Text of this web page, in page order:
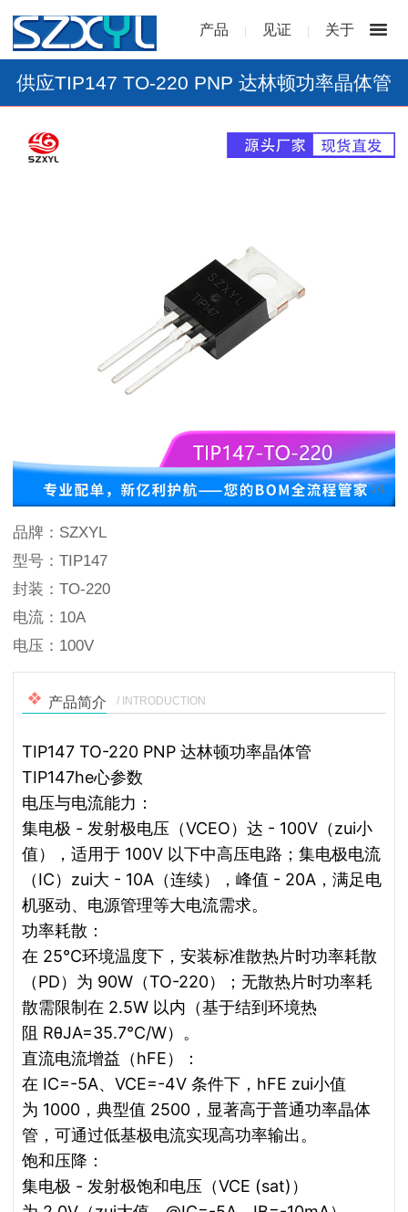
产品 | 见证 | 关于
供应TIP147 TO-220 PNP 达林顿功率晶体管
1/1
品牌：SZXYL
型号：TIP147
封装：TO-220
电流：10A
电压：100V
产品简介 / INTRODUCTION
TIP147 TO-220 PNP 达林顿功率晶体管
TIP147he心参数
电压与电流能力：
集电极 - 发射极电压（VCEO）达 - 100V（zui小
值），适用于 100V 以下中高压电路；集电极电流
（IC）zui大 - 10A（连续），峰值 - 20A，满足电
机驱动、电源管理等大电流需求。
功率耗散：
在 25℃环境温度下，安装标准散热片时功率耗散
（PD）为 90W（TO-220）；无散热片时功率耗
散需限制在 2.5W 以内（基于结到环境热
阻 RθJA=35.7℃/W）。
直流电流增益（hFE）：
在 IC=-5A、VCE=-4V 条件下，hFE zui小值
为 1000，典型值 2500，显著高于普通功率晶体
管，可通过低基极电流实现高功率输出。
饱和压降：
集电极 - 发射极饱和电压（VCE (sat)）